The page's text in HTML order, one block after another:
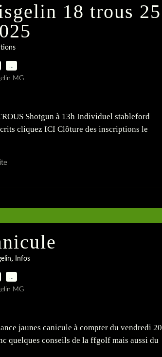
18 trous 25
MG
Shotgun à 13h Individuel stableford
cliquez ICI Clôture des inscriptions le
, Infos
MG
jaunes canicule à compter du vendredi 20
quelques conseils de la ffgolf mais aussi du